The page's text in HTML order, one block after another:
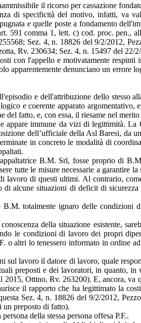
il ricorso per cassazione
di specificità del motivo, infatti, va
e quelle poste a fondamento
591 comma 1, lett. c) cod. proc. pen.,
Sez. 4, n. 18826 del 9/2/2012,
Rv. 230634; Sez. 4, n. 15497 del 22/
con l'appello e motivatamente
apparentemente denunciano un
e dell'attribuzione dello stesso
e coerente apparato
fatto, e, con essa, il riesame nel
immune da vizi di legittimità.
dell’ufficiale della Asl Baresi, da
in concreto le modalità di
B.M. Srl, fosse proprio di
tutte le misure necessarie a garantire
di questi ultimi. Al contrario,
alcune situazioni di deficit di
totalmente ignaro delle
della situazione esistente,
le condizioni di lavoro dei propri
o altri lo tenessero informato in ordine
lavoro il datore di lavoro, quale
preposti e dei lavoratori, in quanto,
Ottino, Rv. 263200). E, ancora,
il rapporto che ha legittimato la
Sez. 4, n. 18826 del 9/2/2012,
un preposto di fatto).
della stessa persona offesa P.F..